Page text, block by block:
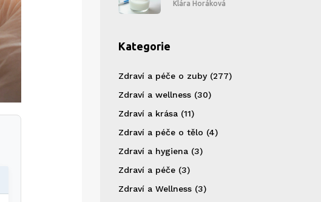
obrátit na zubaře
Klára Horáková
Kategorie
Zdraví a péče o zuby (277)
Zdraví a wellness (30)
Zdraví a krása (11)
Zdraví a péče o tělo (4)
Zdraví a hygiena (3)
Zdraví a péče (3)
Zdraví a Wellness (3)